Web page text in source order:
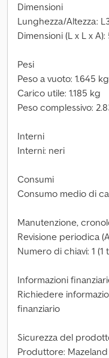
Dimensioni
Lunghezza/Altezza:
Dimensioni (L x L x A):
Pesi
Peso a vuoto: 1.645 kg
Carico utile: 1.185 kg
Peso complessivo:
Interni
Interni: neri
Consumi
Consumo medio di
Manutenzione,
Revisione periodica
Numero di chiavi: 1
Informazioni
Richiedere
finanziario
Sicurezza del
Produttore: